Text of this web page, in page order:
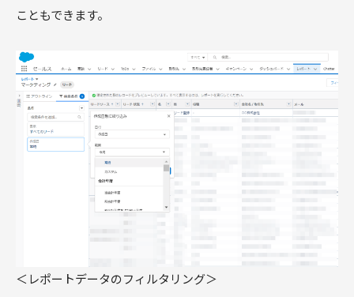
こともできます。
＜レポートデータのフィルタリング＞